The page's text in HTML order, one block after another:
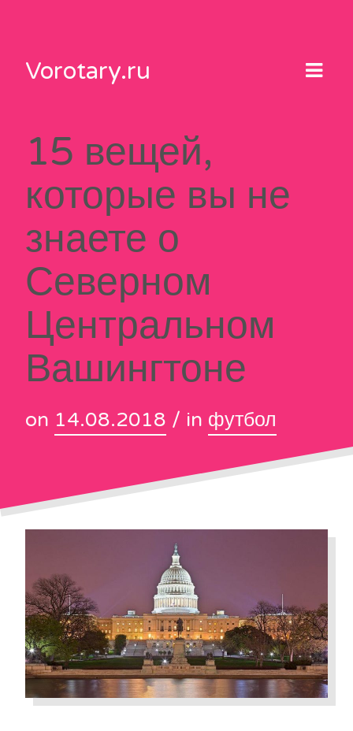
contentVorotary.ru
15 вещей,
которые вы не
знаете о
Северном
Центральном
Вашингтоне
on 14.08.2018 / in футбол